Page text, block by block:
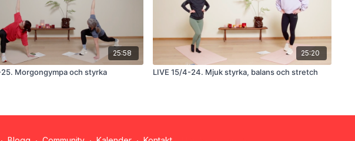
25:58
25. Morgongympa och styrka
25:20
LIVE 15/4-24. Mjuk styrka, balans och stretch